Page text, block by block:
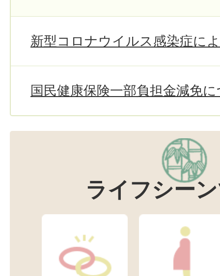
新型コロナウイルス感染症に
国民健康保険一部負担金減免
ライフシー